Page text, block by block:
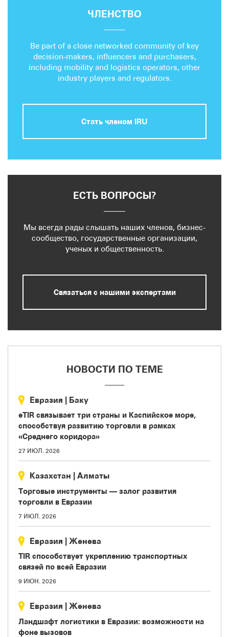
ЧЛЕНСТВО
Be part of a close networked community of key
decision-makers, influencers and purchasers,
including mobility and logistics operators, other
industry players and regulators.
Стать членом IRU
ЕСТЬ ВОПРОСЫ?
Мы всегда рады слышать наших членов, бизнес-
сообщество, государственные организации,
ученых и общественность.
Связаться с нашими экспертами
НОВОСТИ ПО ТЕМЕ
Евразия | Баку
eTIR связывает три страны и Каспийское море,
способствуя развитию торговли в рамках
«Среднего коридора»
27 ИЮЛ. 2026
Казахстан | Aлматы
Торговые инструменты — залог развития
торговли в Евразии
7 ИЮЛ. 2026
Евразия | Женева
TIR способствует укреплению транспортных
связей по всей Евразии
9 ИЮН. 2026
Евразия | Женева
Ландшафт логистики в Евразии: возможности на
фоне вызовов